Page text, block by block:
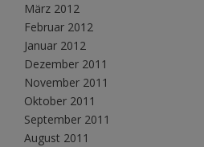
März 2012
Februar 2012
Januar 2012
Dezember 2011
November 2011
Oktober 2011
September 2011
August 2011